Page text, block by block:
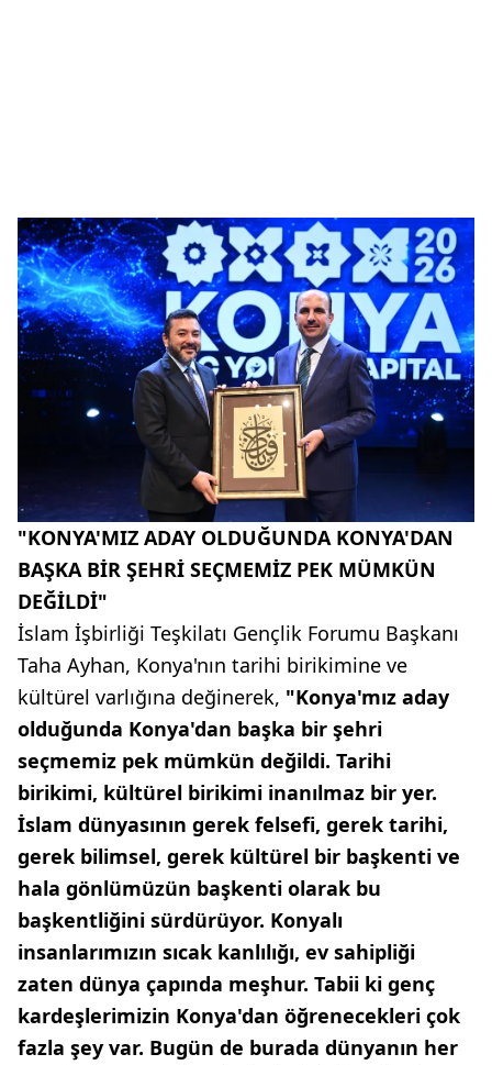
"KONYA'MIZ ADAY OLDUĞUNDA KONYA'DAN
BAŞKA BİR ŞEHRİ SEÇMEMİZ PEK MÜMKÜN
DEĞİLDİ"
İslam İşbirliği Teşkilatı Gençlik Forumu Başkanı
Taha Ayhan, Konya'nın tarihi birikimine ve
kültürel varlığına değinerek, "Konya'mız aday
olduğunda Konya'dan başka bir şehri
seçmemiz pek mümkün değildi. Tarihi
birikimi, kültürel birikimi inanılmaz bir yer.
İslam dünyasının gerek felsefi, gerek tarihi,
gerek bilimsel, gerek kültürel bir başkenti ve
hala gönlümüzün başkenti olarak bu
başkentliğini sürdürüyor. Konyalı
insanlarımızın sıcak kanlılığı, ev sahipliği
zaten dünya çapında meşhur. Tabii ki genç
kardeşlerimizin Konya'dan öğrenecekleri çok
fazla şey var. Bugün de burada dünyanın her